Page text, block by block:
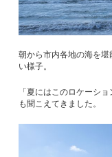
朝から市内各地の海を
い様子。
「夏にはこのロケーシ
も聞こえてきました。